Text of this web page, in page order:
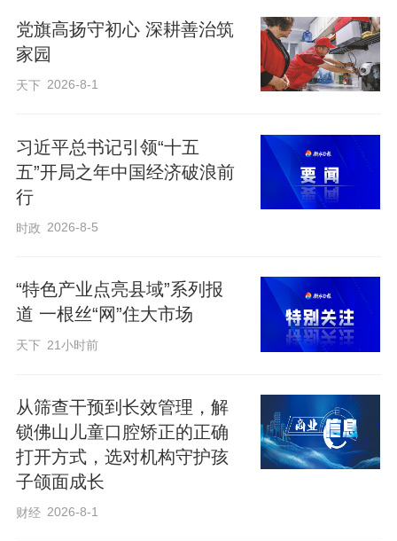
笑容，是幸福的具象化表达。
力，“把老百姓身边的大事小情解决好，让
大家笑容更多、心里更暖”。平实的话语
里，饱含着坚守数十年的为民初心。
造福人民的工程
——切实解决老百姓生产生活问题
“这水真甜呀！”
“自来水通到了厨房，还有了热水器洗澡，
生活各个方面都得到了很大提升，再也不
用为用水发愁了。”清冽甘甜的洮河水一路
党旗高扬守初心 深耕善治筑
家园
天下 2026-8-1
习近平总书记引领“十五
五”开局之年中国经济破浪前
行
时政 2026-8-5
“特色产业点亮县域”系列报
道 一根丝“网”住大市场
天下 21小时前
从筛查干预到长效管理，解
锁佛山儿童口腔矫正的正确
打开方式，选对机构守护孩
子颌面成长
财经 2026-8-1